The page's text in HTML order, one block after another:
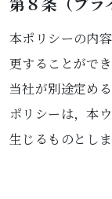
本ポリシーの内
更することがで
当社が別途定め
ポリシーは，本
生じるものとしま